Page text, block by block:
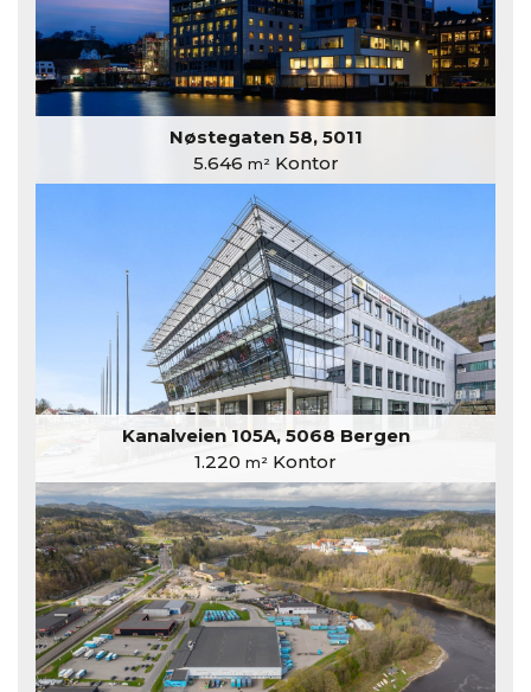
Nøstegaten 58, 5011
5.646 m²Kontor
Kanalveien 105A, 5068 Bergen
1.220 m² Kontor